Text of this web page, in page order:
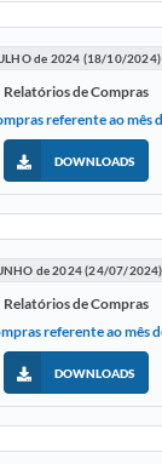
de 2024 (18/10/2024)
Relatórios de Compras
referente ao mês
DOWNLOADS
de 2024 (24/07/2024)
Relatórios de Compras
referente ao mês
DOWNLOADS